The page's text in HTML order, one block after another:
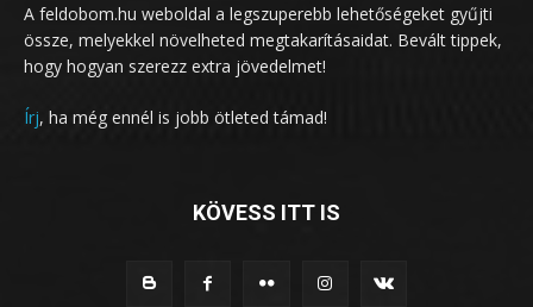
A feldobom.hu weboldal a legszuperebb lehetőségeket gyűjti
össze, melyekkel növelheted megtakarításaidat. Bevált tippek,
hogy hogyan szerezz extra jövedelmet!
Írj, ha még ennél is jobb ötleted támad!
KÖVESS ITT IS